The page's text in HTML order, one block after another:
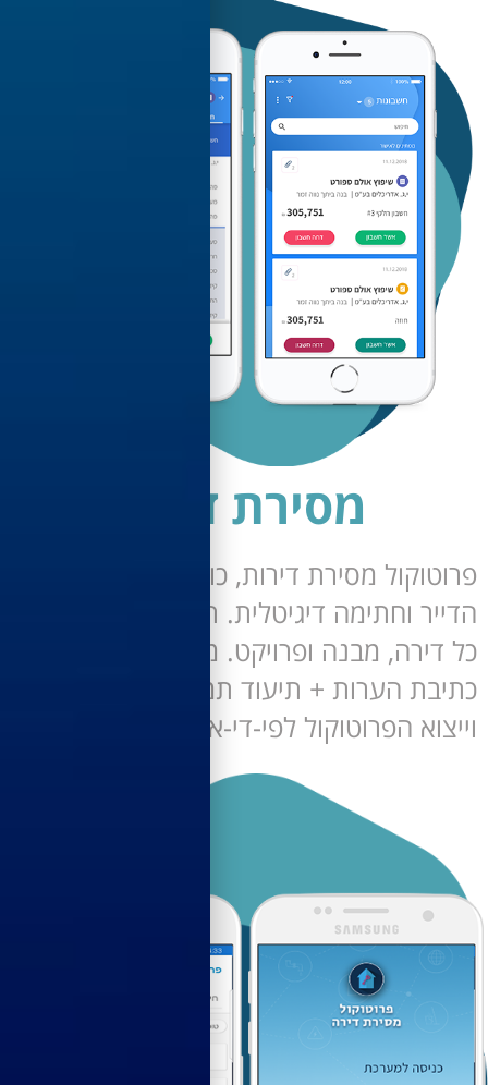
מסירת דירה
מסירת דירות, כולל מנגנון זיהוי
וחתימה דיגיטלית. תצוגת סטטוס על
מבנה ופרויקט. מכיל אפשרות
הערות + תיעוד תמונות מהשטח
הפרוטוקול לפי-די-אף לשליחה במייל